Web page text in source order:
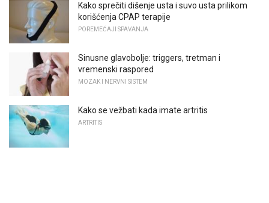
Kako sprečiti dišenje usta i suvo usta prilikom
korišćenja CPAP terapije
POREMEĆAJI SPAVANJA
Sinusne glavobolje: triggers, tretman i
vremenski raspored
MOZAK I NERVNI SISTEM
Kako se vežbati kada imate artritis
ARTRITIS